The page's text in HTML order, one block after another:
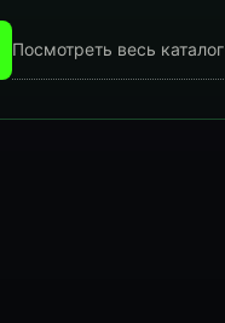
Посмотреть весь каталог